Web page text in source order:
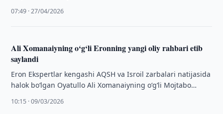
07:49 · 27/04/2026
Ali Xomanaiyning o‘g‘li Eronning yangi oliy rahbari etib
saylandi
Eron Ekspertlar kengashi AQSH va Isroil zarbalari natijasida
halok bo‘lgan Oyatullo Ali Xomanaiyning o‘g‘li Mojtabo
10:15 · 09/03/2026